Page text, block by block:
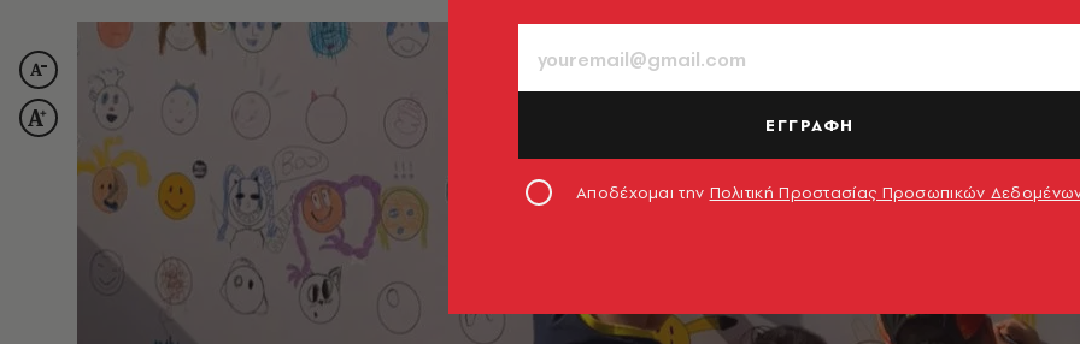
ΕΓΓΡΑΦΗ
Αποδέχομαι την Πολιτική Προστασίας Προσωπικών